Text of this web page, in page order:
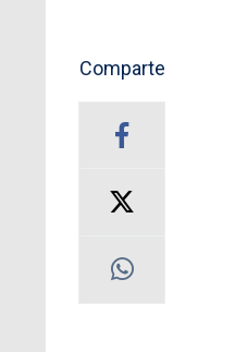
Comparte